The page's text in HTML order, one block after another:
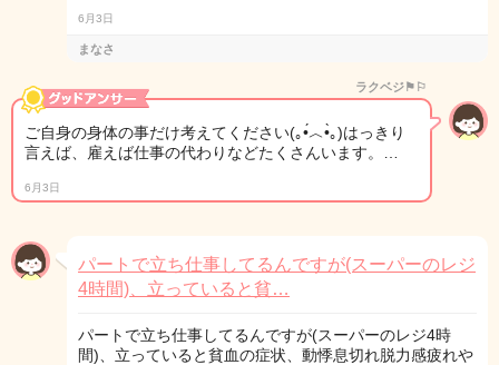
6月3日
まなさ
ラクベジ⚑⚐
ご自身の身体の事だけ考えてください(｡•́︿•̀｡)はっきり
言えば、雇えば仕事の代わりなどたくさんいます。…
6月3日
パートで立ち仕事してるんですが(スーパーのレジ
4時間)、立っていると貧…
パートで立ち仕事してるんですが(スーパーのレジ4時
間)、立っていると貧血の症状、動悸息切れ脱力感疲れや